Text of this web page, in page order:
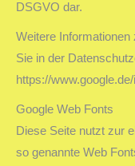
DSGVO dar.
Weitere
Sie in der
https://
Google Web Fonts
Diese Seite nutzt zur
so genannte Web